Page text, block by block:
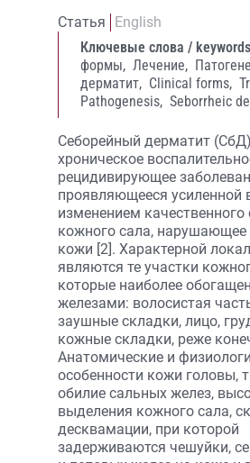
Статья
English
Ключевые слова /
формы, Лечение,
дерматит, Clinical forms,
Pathogenesis, Seborrheic
Себорейный дерматит
хроническое
рецидивирующее
проявляющееся усиленной
изменением качественного
кожного сала,
кожи [2]. Характерной
являются те участки
которые наиболее
железами: волосистая
заушные складки, лицо,
кожные складки, реже
Анатомические и
особенности кожи головы,
обилие сальных желез,
выделения кожного сала,
десквамации, при которой
задерживаются чешуйки,